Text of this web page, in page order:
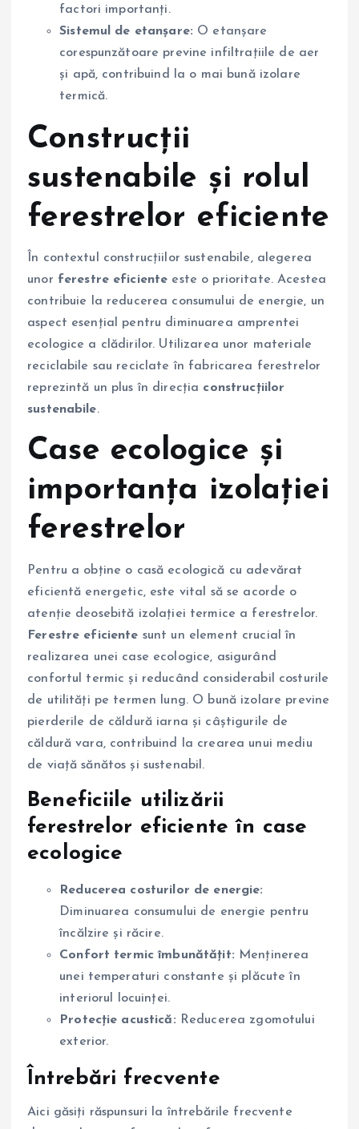
factori importanți.
Sistemul de etanșare: O etanșare
corespunzătoare previne infiltrațiile de aer
și apă, contribuind la o mai bună izolare
termică.
Construcții
sustenabile și rolul
ferestrelor eficiente
În contextul construcțiilor sustenabile, alegerea
unor ferestre eficiente este o prioritate. Acestea
contribuie la reducerea consumului de energie, un
aspect esențial pentru diminuarea amprentei
ecologice a clădirilor. Utilizarea unor materiale
reciclabile sau reciclate în fabricarea ferestrelor
reprezintă un plus în direcția construcțiilor
sustenabile.
Case ecologice și
importanța izolației
ferestrelor
Pentru a obține o casă ecologică cu adevărat
eficientă energetic, este vital să se acorde o
atenție deosebită izolației termice a ferestrelor.
Ferestre eficiente sunt un element crucial în
realizarea unei case ecologice, asigurând
confortul termic și reducând considerabil costurile
de utilități pe termen lung. O bună izolare previne
pierderile de căldură iarna și câștigurile de
căldură vara, contribuind la crearea unui mediu
de viață sănătos și sustenabil.
Beneficiile utilizării
ferestrelor eficiente în case
ecologice
Reducerea costurilor de energie:
Diminuarea consumului de energie pentru
încălzire și răcire.
Confort termic îmbunătățit: Menținerea
unei temperaturi constante și plăcute în
interiorul locuinței.
Protecție acustică: Reducerea zgomotului
exterior.
Întrebări frecvente
Aici găsiți răspunsuri la întrebările frecvente